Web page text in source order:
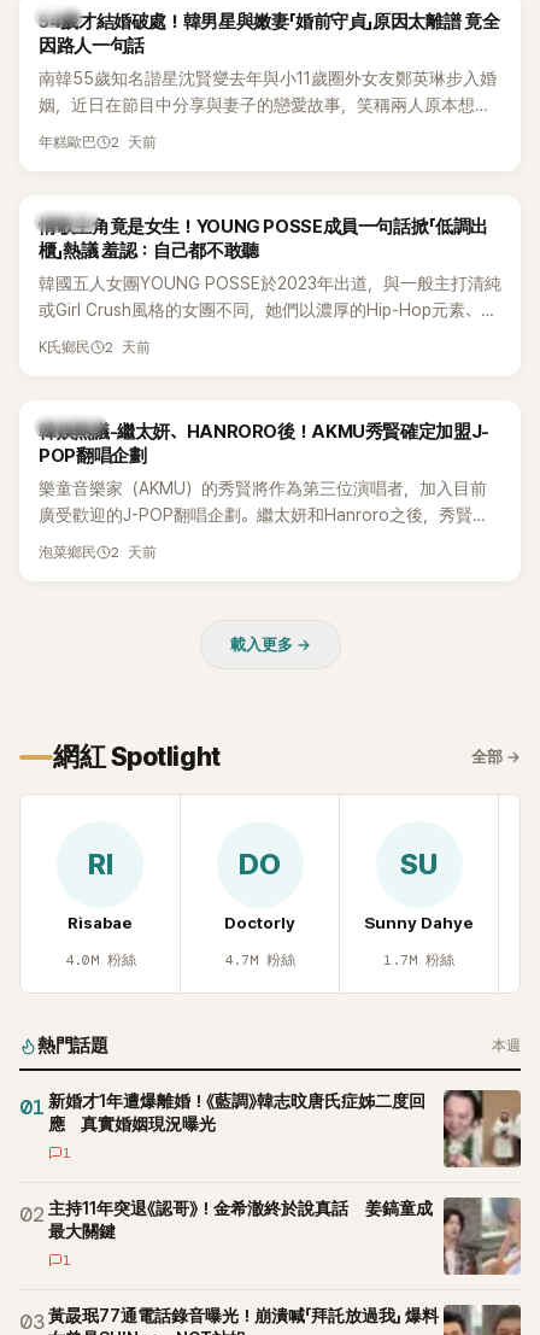
韓星
54歲才結婚破處！韓男星與嫩妻「婚前守貞」原因太離譜 竟全
因路人一句話
南韓55歲知名諧星沈賢燮去年與小11歲圈外女友鄭英琳步入婚
姻，近日在節目中分享與妻子的戀愛故事，笑稱兩人原本想享
受兩人世界，沒想到站在飯店門口時竟被路人認出，還一路替
年糕歐巴 2 天前
K-POP
情歌主角竟是女生！YOUNG POSSE成員一句話掀「低調出
櫃」熱議 羞認：自己都不敢聽
韓國五人女團YOUNG POSSE於2023年出道，與一般主打清純
或Girl Crush風格的女團不同，她們以濃厚的Hip-Hop元素、自
創Rap及成員親自參與創作為特色，MV也融入美式街頭、塗
為第五代女團中極具辨識度的新生代代表之一。
K氏鄉民 2 天前
熱議討論
韓娛熱議-繼太妍、HANRORO後！AKMU秀賢確定加盟J-
POP翻唱企劃
樂童音樂家（AKMU）的秀賢將作為第三位演唱者，加入目前
廣受歡迎的J-POP翻唱企劃。繼太妍和Hanroro之後，秀賢已
獲選為第三首翻唱歌曲的主唱，並於近期完成錄音。
泡菜鄉民 2 天前
載入更多 →
網紅 Spotlight 全部 →
RI
Risabae
4.0M 粉絲
DO
Doctorly
4.7M 粉絲
SU
Sunny Dahye
1.7M 粉絲
熱門話題 本週
01 新婚才1年遭爆離婚！《藍調》韓志旼唐氏症姊二度回
應 真實婚姻現況曝光
1
02 主持11年突退《認哥》！金希澈終於說真話 姜鎬童成
最大關鍵
1
03黃晸珉77通電話錄音曝光！崩潰喊「拜託放過我」 爆料